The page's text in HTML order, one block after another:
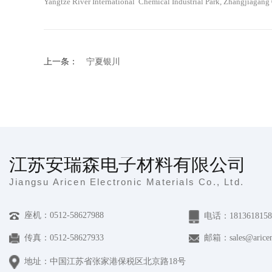
上一条： 宁夏银川
江苏安瑞森电子材料有限公司
Jiangsu Aricen Electronic Materials Co., Ltd.
座机：0512-58627988 电话：
传真：0512-58627933 邮箱：
地址：中国江苏省张家港保税区北京路18号